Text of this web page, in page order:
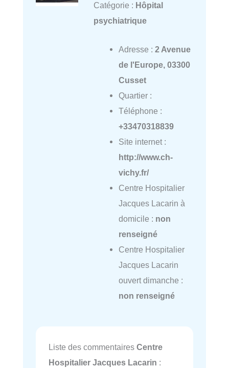
Catégorie : Hôpital
psychiatrique
Adresse : 2 Avenue
de l'Europe, 03300
Cusset
Quartier :
Téléphone :
+33470318839
Site internet :
http://www.ch-
vichy.fr/
Centre Hospitalier
Jacques Lacarin à
domicile : non
renseigné
Centre Hospitalier
Jacques Lacarin
ouvert dimanche :
non renseigné
Liste des commentaires Centre
Hospitalier Jacques Lacarin :